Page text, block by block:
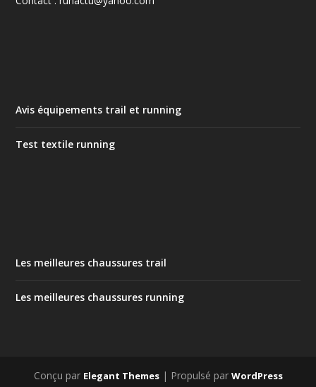
Avis équipements trail et running
Test textile running
Les meilleures chaussures trail
Les meilleures chaussures running
Conçu par Elegant Themes| Propulsé par WordPress